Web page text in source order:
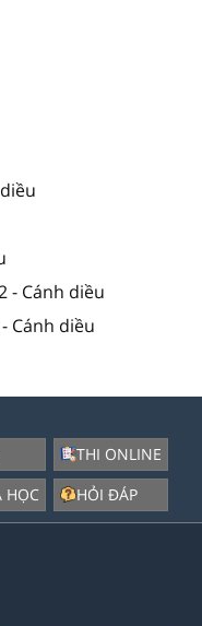
- Cánh diều
Cánh diều
HỌC
THI ONLINE
HỎI ĐÁP